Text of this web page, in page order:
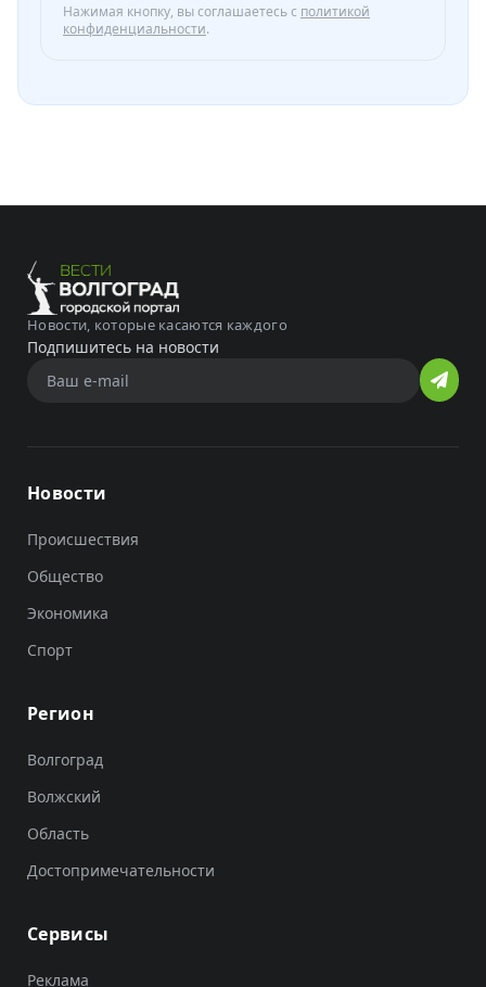
Нажимая кнопку, вы соглашаетесь с политикой
конфиденциальности.
Новости, которые касаются каждого
Подпишитесь на новости
Новости
Происшествия
Общество
Экономика
Спорт
Регион
Волгоград
Волжский
Область
Достопримечательности
Сервисы
Реклама